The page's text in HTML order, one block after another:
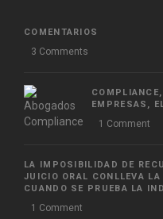
COMENTARIOS
3 Comments
EMPRESAS,
1 Comment
LA IMPOSIBILIDAD DE
JUICIO ORAL CONLLEVA
CUANDO SE PRUEBA LA
1 Comment